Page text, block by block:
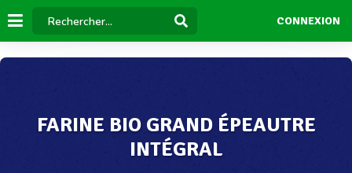
CONNEXION
FARINE BIO GRAND ÉPEAUTRE
INTÉGRAL